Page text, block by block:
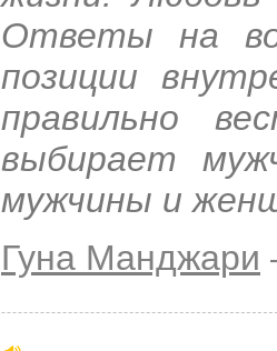
Ответы на
позиции
правильно
выбирает
мужчины и
Гуна Манджари